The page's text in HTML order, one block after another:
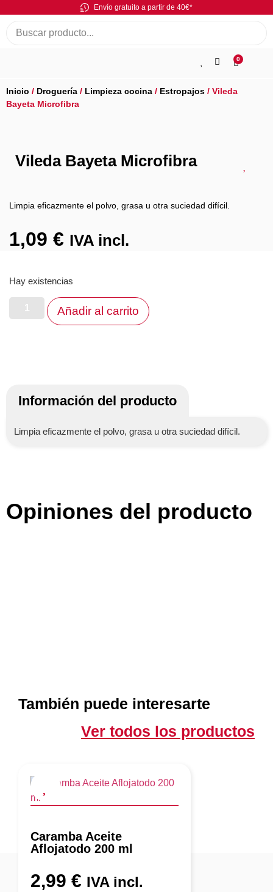
Envío gratuito a partir de 40€*
0
Inicio / Droguería / Limpieza cocina / Estropajos / Vileda
Bayeta Microfibra
Vileda Bayeta Microfibra
Limpia eficazmente el polvo, grasa u otra suciedad difícil.
1,09 € IVA incl.
Hay existencias
Añadir al carrito
Información del producto
Limpia eficazmente el polvo, grasa u otra suciedad difícil.
Opiniones del producto
También puede interesarte
Ver todos los productos
Caramba Aceite
Aflojatodo 200 ml
2,99 € IVA incl.